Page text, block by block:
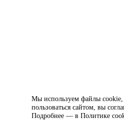
Мы используем файлы cookie,
пользоваться сайтом, вы
Подробнее — в Политике